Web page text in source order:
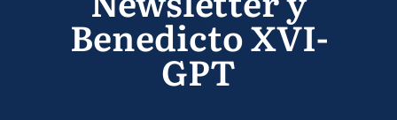
Benedicto XVI-
GPT